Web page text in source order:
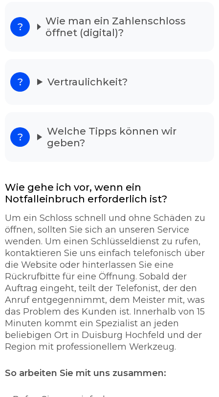
Unsere Mitarbeiter sind in ihrem Fachgebiet
bestens qualifiziert, und meistern Ihre Arbeit
Minuten einsatzbereit.
Unser Schlüsseldienst löst alle Ihre
stehen und verzweifelt sind raten wir Ihnen
Schlüsselnotdienst Duisburg Hochfeld
spielt es keine Rolle, ob es sich hier um ein
Garagentor handelt oder um eine Autotür. In
den meisten Fällen gelingt es den
Fachmänner Schloss mit ohne Schäden zu
öffnen. Unser Schlüsseldienst verspricht Ihnen
eine schnelle und sorgfältige Türöffung mit
95% ohne Beschädigung.
So werden Sie richtig abgesichert.
Der Schlüsseldienst ist ein maßgebender
Teilhaber der sich rund um die Uhr mit der
Thematik befasst und für die Sicherung
verantwortlich ist. Unser Schlüsseldienst legt
sehr viel Wert auf die Qualität und auf den
Zustand der Schlösser. Unser Personal vom
Problem. Unser Schlüsseldienst Duisburg
Wie man ein Zahlenschloss
öffnet (digital)?
Vertraulichkeit?
Welche Tipps können wir
geben?
Wie gehe ich vor, wenn ein
Notfalleinbruch erforderlich ist?
Um ein Schloss schnell und ohne Schäden zu
öffnen, sollten Sie sich an unseren Service
wenden. Um einen Schlüsseldienst zu rufen,
kontaktieren Sie uns einfach telefonisch über
die Website oder hinterlassen Sie eine
Rückrufbitte für eine Öffnung. Sobald der
Auftrag eingeht, teilt der Telefonist, der den
Anruf entgegennimmt, dem Meister mit, was
das Problem des Kunden ist. Innerhalb von 15
Minuten kommt ein Spezialist an jeden
beliebigen Ort in Duisburg Hochfeld und der
Region mit professionellem Werkzeug.
So arbeiten Sie mit uns zusammen: